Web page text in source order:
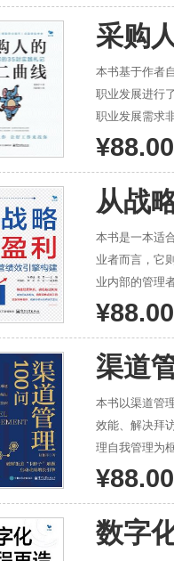
球市场中安全
采购
本书基于作者
职业发展进行
职业发展需求
业发展之路。
帮助读者进行
¥88.00
从战
本书是一本适
业者而言，它
业内部的管理
将是你不可或
¥88.00
渠道
本书以渠道管
效能、解决拜
理自我管理为
的原则，并给
¥88.00
数字